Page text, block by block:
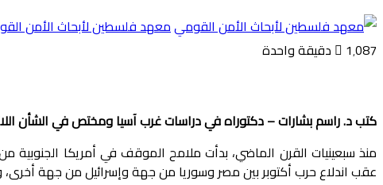
معهد فلسطين لأبحاث الأمن
1٬087
دقيقة واحدة
كتب د. راسم بشارات – دكتوراه في دراسات غرب آسيا ومختص في الشأن
عقب اندلاع حرب أكتوبر بين مصر وسوريا من جهة وإسرائيل من جهة أخرى،